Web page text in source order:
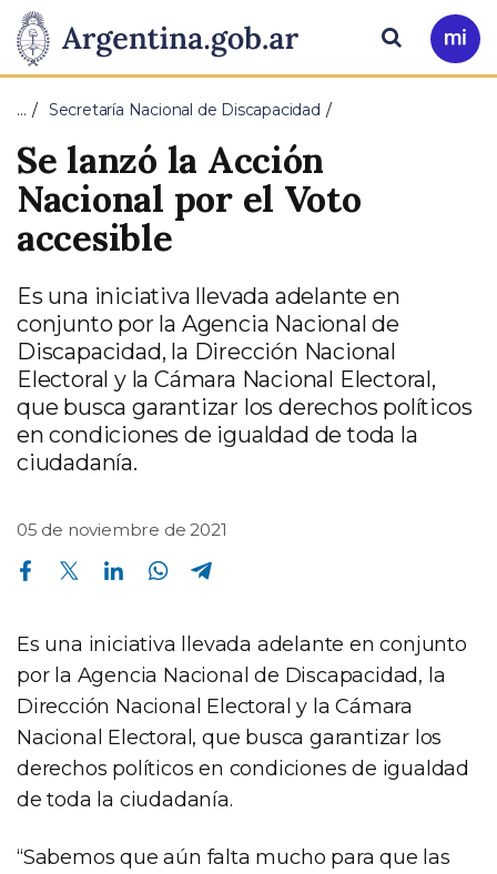
Presidencia
de
la
Nación
Pasar al contenido principal
Ir
a
Buscar
… Secretaría Nacional de Discapacidad
Se lanzó la Acción
Nacional por el Voto
accesible
Es una iniciativa llevada adelante en
conjunto por la Agencia Nacional de
Discapacidad, la Dirección Nacional
Electoral y la Cámara Nacional Electoral,
que busca garantizar los derechos políticos
en condiciones de igualdad de toda la
ciudadanía.
05 de noviembre de 2021
Compartir en Facebook Compartir en Twitter Compartir en Linkedin Compartir en Whatsapp
Es una iniciativa llevada adelante en conjunto
por la Agencia Nacional de Discapacidad, la
Dirección Nacional Electoral y la Cámara
Nacional Electoral, que busca garantizar los
derechos políticos en condiciones de igualdad
de toda la ciudadanía.
“Sabemos que aún falta mucho para que las